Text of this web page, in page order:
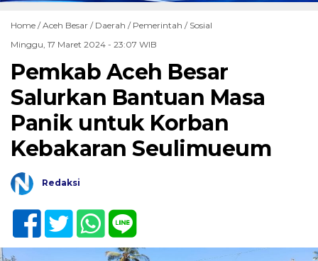
Home /Aceh Besar / Daerah / Pemerintah / Sosial
Minggu, 17 Maret 2024 - 23:07 WIB
Pemkab Aceh Besar
Salurkan Bantuan Masa
Panik untuk Korban
Kebakaran Seulimueum
Redaksi